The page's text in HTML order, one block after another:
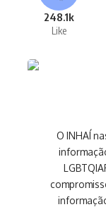
248.1k
Like
O INHAÍ